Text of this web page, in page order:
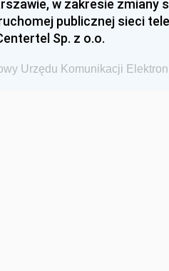
w zakresie zmiany
publicznej sieci
Sp. z o.o.
Urzędu Komunikacji